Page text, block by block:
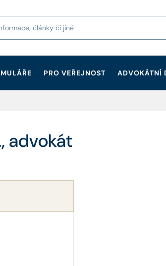
PRO VEŘEJNOST ADVOKÁTNÍ
advokát